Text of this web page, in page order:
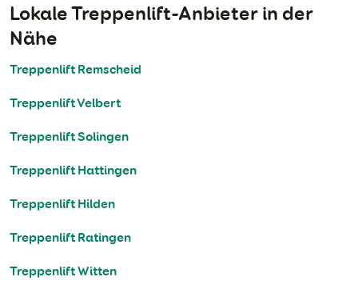
Lokale Treppenlift-Anbieter in der
Nähe
Treppenlift Remscheid
Treppenlift Velbert
Treppenlift Solingen
Treppenlift Hattingen
Treppenlift Hilden
Treppenlift Ratingen
Treppenlift Witten